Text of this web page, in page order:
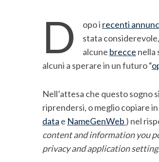
D opo i recenti
stata
alcune brecce nella
alcuni a sperare in un futuro “
Nell’attesa che questo sogno
riprendersi, o meglio copiare
data e NameGenWeb ) nel
content and information you
privacy and application